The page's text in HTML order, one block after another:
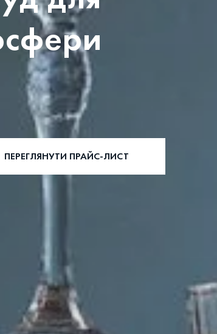
ПЕРЕГЛЯНУТИ ПРАЙС-ЛИСТ